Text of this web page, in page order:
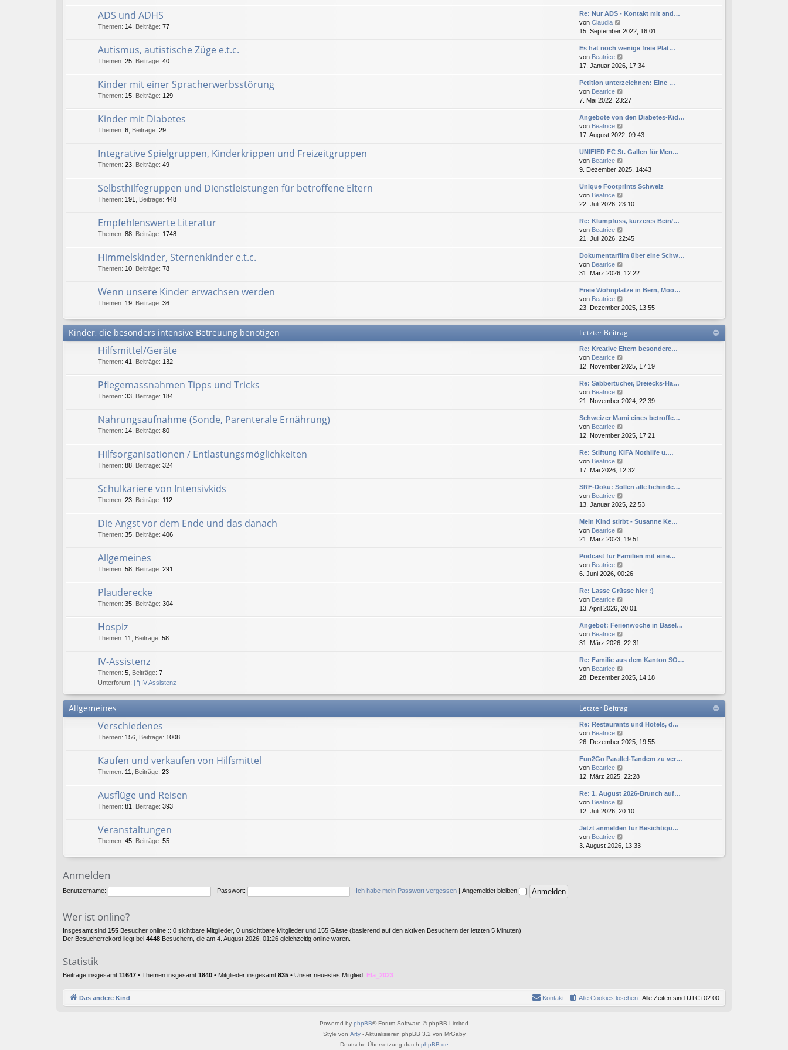
g
i
t
r
a
g
e
r
e
i
t
a
g
u
e
t
e
r
e
i
t
a
g
ADS und ADHS
Themen: 14 Beiträge: 77
Re: Nur ADS - Kontakt mit and…
von Claudia
e
u
e
s
t
e
r
B
e
i
t
r
a
g
15. September 2022, 16:01
Autismus, autistische Züge e.t.c.
Themen: 25 Beiträge: 40
Es hat noch wenige freie Plät…
von Beatrice
e
u
e
t
e
r
e
i
t
a
g
17. Januar 2026, 17:34
Kinder mit einer Spracherwerbsstörung
Themen: 15 Beiträge: 129
Petition unterzeichnen: Eine …
von Beatrice
e
u
e
t
e
r
e
i
t
a
g
7. Mai 2022, 23:27
Kinder mit Diabetes
Themen: 6 Beiträge: 29
Angebote von den Diabetes-Kid…
von Beatrice
e
u
e
t
e
r
e
i
t
a
g
17. August 2022, 09:43
Integrative Spielgruppen, Kinderkrippen und Freizeitgruppen
Themen: 23 Beiträge: 49
UNIFIED FC St. Gallen für Men…
von Beatrice
e
u
e
t
e
r
e
i
t
a
g
9. Dezember 2025, 14:43
Selbsthilfegruppen und Dienstleistungen für betroffene Eltern
Themen: 191 Beiträge: 448
Unique Footprints Schweiz
von Beatrice
e
u
e
t
e
r
e
i
t
a
g
22. Juli 2026, 23:10
Empfehlenswerte Literatur
Themen: 88 Beiträge: 1748
Re: Klumpfuss, kürzeres Bein/…
von Beatrice
e
u
e
t
e
r
e
t
r
a
g
21. Juli 2026, 22:45
Himmelskinder, Sternenkinder e.t.c.
Themen: 10 Beiträge: 78
Dokumentarfilm über eine Schw…
von Beatrice
e
u
e
t
r
B
e
i
r
g
31. März 2026, 12:22
Wenn unsere Kinder erwachsen werden
Themen: 19 Beiträge: 36
Freie Wohnplätze in Bern, Moo…
von Beatrice
e
e
s
t
e
B
e
i
r
g
23. Dezember 2025, 13:55
Kinder, die besonders intensive Betreuung benötigen Letzter Beitrag
Hilfsmittel/Geräte
Themen: 41 Beiträge: 132
Re: Kreative Eltern besondere…
von Beatrice
e
u
e
t
e
r
e
i
t
a
g
12. November 2025, 17:19
Pflegemassnahmen Tipps und Tricks
Themen: 33 Beiträge: 184
Re: Sabbertücher, Dreiecks-Ha…
von Beatrice
e
u
e
t
e
e
i
t
a
g
21. November 2024, 22:39
Nahrungsaufnahme (Sonde, Parenterale Ernährung)
Themen: 14 Beiträge: 80
Schweizer Mami eines betroffe…
von Beatrice
e
u
e
t
e
e
i
t
a
g
12. November 2025, 17:21
Hilfsorganisationen / Entlastungsmöglichkeiten
Themen: 88 Beiträge: 324
Re: Stiftung KIFA Nothilfe u.…
von Beatrice
e
u
e
t
e
r
e
i
t
a
g
17. Mai 2026, 12:32
Schulkariere von Intensivkids
Themen: 23 Beiträge: 112
SRF-Doku: Sollen alle behinde…
von Beatrice
e
u
e
t
e
r
e
i
t
a
g
13. Januar 2025, 22:53
Die Angst vor dem Ende und das danach
Themen: 35 Beiträge: 406
Mein Kind stirbt - Susanne Ke…
von Beatrice
e
u
e
t
e
r
e
i
t
a
g
21. März 2023, 19:51
Allgemeines
Themen: 58 Beiträge: 291
Podcast für Familien mit eine…
von Beatrice
e
u
e
t
e
r
e
i
t
a
6. Juni 2026, 00:26
Plauderecke
Themen: 35 Beiträge: 304
Re: Lasse Grüsse hier :)
von Beatrice
e
u
e
t
e
r
e
t
a
g
13. April 2026, 20:01
Hospiz
Themen: 11 Beiträge: 58
Angebot: Ferienwoche in Basel…
von Beatrice
e
u
e
t
r
e
i
r
g
31. März 2026, 22:31
IV-Assistenz
Themen: 5 Beiträge: 7
Unterforum:
IV Assistenz
Re: Familie aus dem Kanton SO…
von Beatrice
e
e
t
B
r
g
28. Dezember 2025, 14:18
Allgemeines Letzter Beitrag
Verschiedenes
Themen: 156 Beiträge: 1008
Re: Restaurants und Hotels, d…
von Beatrice
e
u
e
t
e
r
e
i
t
a
g
26. Dezember 2025, 19:55
Kaufen und verkaufen von Hilfsmittel
Themen: 11 Beiträge: 23
Fun2Go Parallel-Tandem zu ver…
von Beatrice
e
u
e
t
e
r
e
12. März 2025, 22:28
Ausflüge und Reisen
Themen: 81 Beiträge: 393
Re: 1. August 2026-Brunch auf…
von Beatrice
e
u
e
12. Juli 2026, 20:10
Veranstaltungen
Themen: 45 Beiträge: 55
Jetzt anmelden für Besichtigu…
von Beatrice
e
3. August 2026, 13:33
Anmelden
Benutzername: Passwort: Ich habe mein Passwort vergessen Angemeldet bleiben
Wer ist online?
Insgesamt sind 155 Besucher online :: 0 sichtbare Mitglieder, 0 unsichtbare Mitglieder und 155 Gäste (basierend auf den aktiven Besuchern der letzten 5 Minuten)
Der Besucherrekord liegt bei 4448 Besuchern, die am 4. August 2026, 01:26 gleichzeitig online waren.
Statistik
Beiträge insgesamt 11647 • Themen insgesamt 1840 • Mitglieder insgesamt 835 • Unser neuestes Mitglied: Ela_2023
Das andere Kind Alle Zeiten sind UTC+02:00
Alle Cookies löschen
Kontakt
Powered by phpBB® Forum Software © phpBB Limited
Style von Arty- Aktualisieren phpBB 3.2 von MrGaby
Deutsche Übersetzung durch phpBB.de